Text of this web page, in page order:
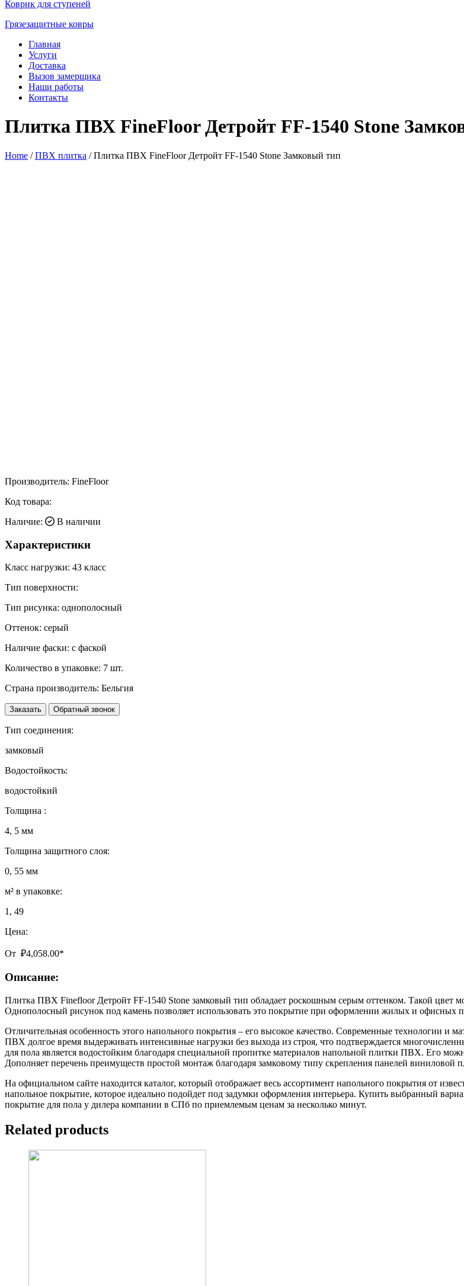
Коврик для ступеней
Грязезащитные ковры
Главная
Услуги
Доставка
Вызов замерщика
Наши работы
Контакты
Плитка ПВХ FineFloor Детройт FF-1540 Stone
Home /ПВХ плитка / Плитка ПВХ FineFloor Детройт FF-1540 Stone Замковый тип
Производитель: FineFloor
Код товара:
Наличие:
В наличии
Характеристики
Класс нагрузки: 43 класс
Тип поверхности:
Тип рисунка: однополосный
Оттенок: серый
Наличие фаски: с фаской
Количество в упаковке: 7 шт.
Страна производитель: Бельгия
Заказать Обратный звонок
Тип соединения:
замковый
Водостойкость:
водостойкий
Толщина :
4, 5 мм
Толщина защитного слоя:
0, 55 мм
м² в упаковке:
1, 49
Цена:
От ₽4,058.00*
Описание:
Плитка ПВХ Finefloor Детройт FF-1540 Stone замковый тип обладает роскошным серым оттенком. Такой цвет
Однополосный рисунок под камень позволяет использовать это покрытие при оформлении жилых и офисных
Отличительная особенность этого напольного покрытия – его высокое качество. Современные технологии и
ПВХ долгое время выдерживать интенсивные нагрузки без выхода из строя, что подтверждается
для пола является водостойким благодаря специальной пропитке материалов напольной плитки ПВХ. Его
Дополняет перечень преимуществ простой монтаж благодаря замковому типу скрепления панелей виниловой
На официальном сайте находится каталог, который отображает весь ассортимент напольного покрытия от
напольное покрытие, которое идеально подойдет под задумки оформления интерьера. Купить выбранный
покрытие для пола у дилера компании в СПб по приемлемым ценам за несколько минут.
Related products